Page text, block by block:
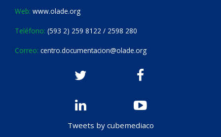
Web: www.olade.org
Teléfono: (593 2) 259 8122 / 2598 280
Correo: centro.documentacion@olade.org
Tweets by cubemediaco